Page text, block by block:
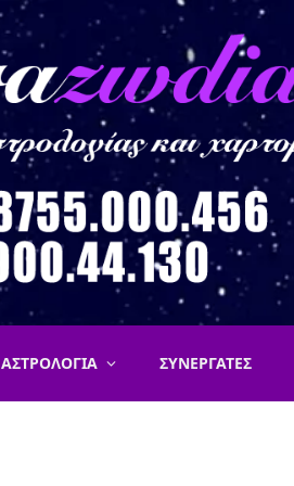
ΑΣΤΡΟΛΟΓΙΑ ΣΥΝΕΡΓΑΤΕΣ